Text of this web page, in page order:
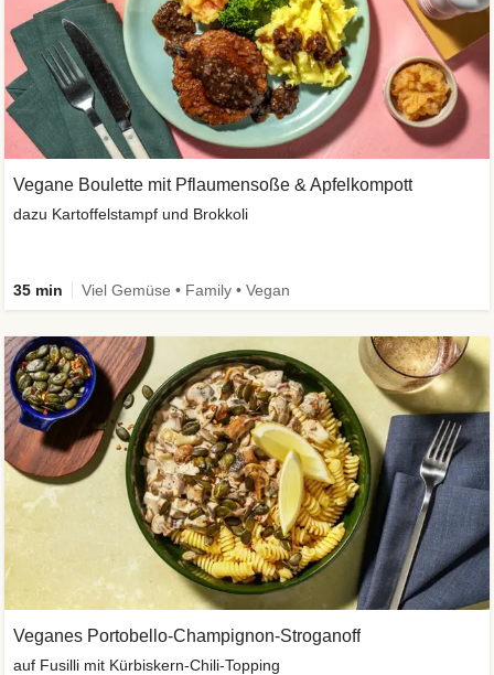
Vegane Boulette mit Pflaumensoße & Apfelkompott
dazu Kartoffelstampf und Brokkoli
35 min Viel Gemüse • Family • Vegan
Veganes Portobello-Champignon-Stroganoff
auf Fusilli mit Kürbiskern-Chili-Topping